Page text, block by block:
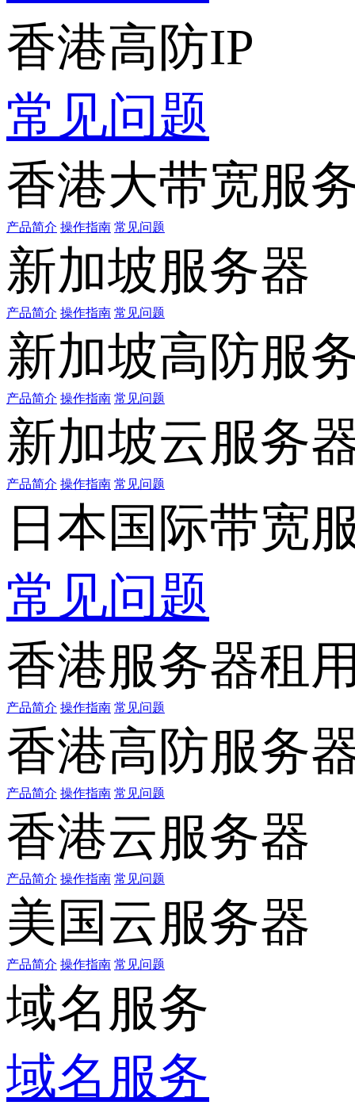
香港高防IP
常见问题
香港大带宽服
产品简介 操作指南 常见问题
新加坡服务器
产品简介 操作指南 常见问题
新加坡高防服
产品简介 操作指南 常见问题
新加坡云服务
产品简介 操作指南 常见问题
日本国际带宽
常见问题
香港服务器租
产品简介 操作指南 常见问题
香港高防服务
产品简介 操作指南 常见问题
香港云服务器
产品简介 操作指南 常见问题
美国云服务器
产品简介 操作指南 常见问题
域名服务
域名服务